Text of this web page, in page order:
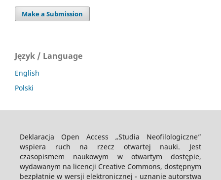
Make a Submission
Język / Language
English
Polski
Deklaracja Open Access „Studia Neofilologiczne”
wspiera ruch na rzecz otwartej nauki. Jest
czasopismem naukowym w otwartym dostępie,
wydawanym na licencji Creative Commons, dostępnym
bezpłatnie w wersji elektronicznej - uznanie autorstwa